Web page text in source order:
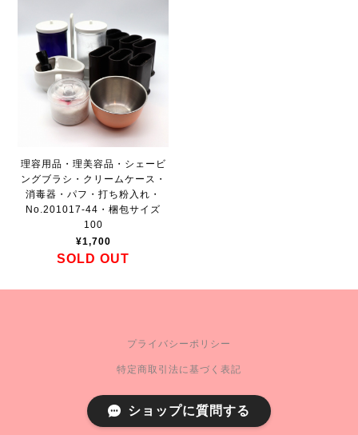
理容用品・理美容品・シェービ
ングブラシ・クリームケース・
消毒器・パフ・打ち粉入れ・
No.201017-44・梱包サイズ
100
¥1,700
SOLD OUT
プライバシーポリシー
特定商取引法に基づく表記
c 2021 FLEX CORPORATION.
ショップに質問する